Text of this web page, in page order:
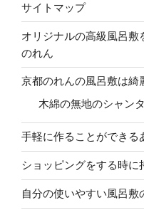
サイトマップ
オリジナルの高級風呂
のれん
京都のれんの風呂敷は綺
木綿の無地のシャン
手軽に作ることができる
ショッピングをする時に
自分の使いやすい風呂敷